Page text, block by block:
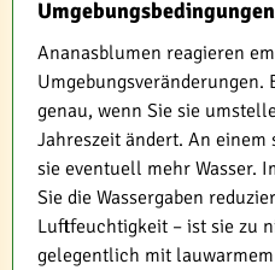
Umgebungsbedingungen
Ananasblumen reagieren
Umgebungsveränderungen.
genau, wenn Sie sie
Jahreszeit ändert. An
sie eventuell mehr Wasser.
Sie die Wassergaben
Luftfeuchtigkeit – ist sie zu
gelegentlich mit lauwarmem